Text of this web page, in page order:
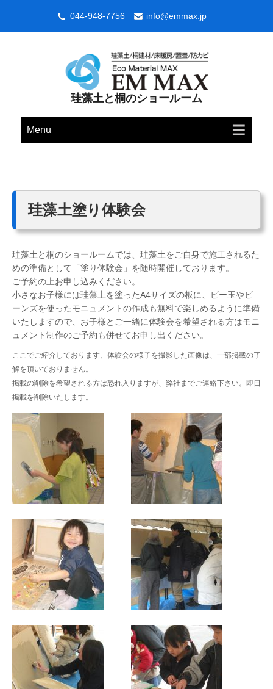
044-948-7756 info@emmax.jp
珪藻土と桐のショールーム
Menu
珪藻土塗り体験会
珪藻土と桐のショールームでは、珪藻土をご自身で施工されるた
めの準備として「塗り体験会」を随時開催しております。
ご予約の上お申し込みください。
小さなお子様には珪藻土を塗ったA4サイズの板に、ビー玉やビ
ーンズを使ったモニュメントの作成も無料で楽しめるように準備
いたしますので、お子様とご一緒に体験会を希望される方はモニ
ュメント制作のご予約も併せてお申し出ください。
ここでご紹介しております、体験会の様子を撮影した画像は、一部掲載の了
解を頂いておりません。
掲載の削除を希望される方は恐れ入りますが、弊社までご連絡下さい。即日
掲載を削除いたします。